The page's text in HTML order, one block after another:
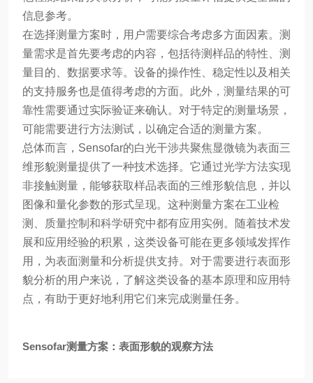
信息参考。
在选择测量方案时，用户需要综合考虑多方面因素。测
量需求是首先要考虑的内容，包括待测样品的特性、测
量目的、数据要求等。设备的操作性、稳定性以及相关
的支持服务也是值得考虑的方面。此外，测量结果的可
靠性需要通过实际验证来确认。对于特定的测量场景，
可能需要进行方法测试，以确定合适的测量方案。
总体而言，Sensofar的白光干涉共聚焦显微镜为表面三
维形貌测量提供了一种技术选择。它通过光学方法实现
非接触测量，能够获取样品表面的三维形貌信息，并以
图像和量化参数的形式呈现。这种测量方案在工业检
测、质量控制和科学研究中都有应用实例。随着技术发
展和应用经验的积累，这类设备可能在更多领域发挥作
用，为表面测量和分析提供支持。对于需要进行表面形
貌分析的用户来说，了解这类设备的基本原理和应用特
点，有助于更好地利用它们来完成测量任务。
Sensofar测量方案：表面形貌的观察方法